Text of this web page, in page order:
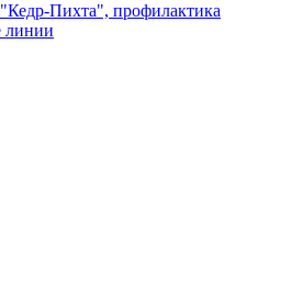
Пихта", профилактика
линии